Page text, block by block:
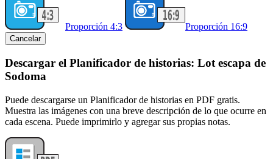
Proporción 4:3 Proporción 16:9
Cancelar
Descargar el Planificador de historias: Lot escapa de
Sodoma
Puede descargarse un Planificador de historias en PDF gratis.
Muestra las imágenes con una breve descripción de lo que ocurre en
cada escena. Puede imprimirlo y agregar sus propias notas.